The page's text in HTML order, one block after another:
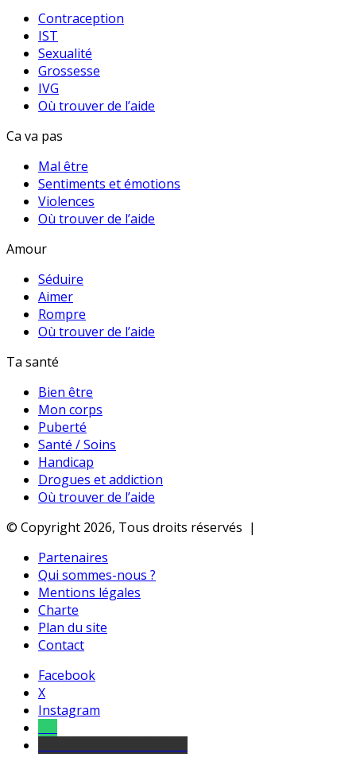
Contraception
IST
Sexualité
Grossesse
IVG
Où trouver de l’aide
Ca va pas
Mal être
Sentiments et émotions
Violences
Où trouver de l’aide
Amour
Séduire
Aimer
Rompre
Où trouver de l’aide
Ta santé
Bien être
Mon corps
Puberté
Santé / Soins
Handicap
Drogues et addiction
Où trouver de l’aide
© Copyright 2026, Tous droits réservés |
Partenaires
Qui sommes-nous ?
Mentions légales
Charte
Plan du site
Contact
Facebook
X
Instagram